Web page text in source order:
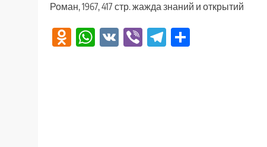
Роман, 1967, 417 стр. жажда знаний и открытий
Odnoklassniki
WhatsApp
VK ViberTelegram